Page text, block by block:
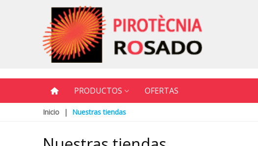
PRODUCTOS OFERTAS
Inicio | Nuestras tiendas